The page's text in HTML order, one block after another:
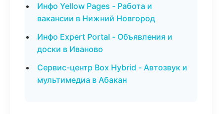
Инфо Yellow Pages - Работа и
вакансии в Нижний Новгород
Инфо Expert Portal - Объявления и
доски в Иваново
Сервис-центр Box Hybrid - Автозвук и
мультимедиа в Абакан